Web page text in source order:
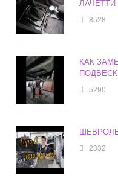
ЛАЧЕТТИ
8528
КАК
5290
2332